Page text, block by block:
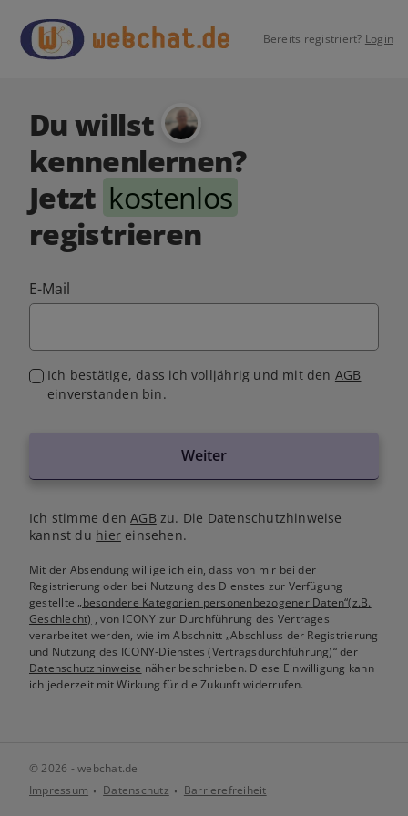
Bereits registriert? Login
Du willst
kennenlernen?
Jetzt kostenlos
registrieren
E-Mail
Ich bestätige, dass ich volljährig und mit den AGB
einverstanden bin.
Weiter
Ich stimme denAGB zu. Die Datenschutzhinweise
kannst du hiereinsehen.
Mit der Absendung willige ich ein, dass von mir bei der
Registrierung oder bei Nutzung des Dienstes zur Verfügung
gestellte„besondere Kategorien personenbezogener Daten“(z.B.
Geschlecht) , von ICONY zur Durchführung des Vertrages
verarbeitet werden, wie im Abschnitt „Abschluss der Registrierung
und Nutzung des ICONY-Dienstes (Vertragsdurchführung)“ der
Datenschutzhinweise näher beschrieben. Diese Einwilligung kann
ich jederzeit mit Wirkung für die Zukunft widerrufen.
© 2026 - webchat.de
Impressum
Datenschutz Barrierefreiheit